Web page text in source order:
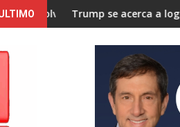
se acerca a lograr la mayor